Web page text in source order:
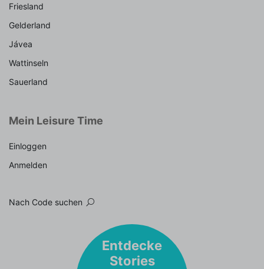
Friesland
Gelderland
Jávea
Wattinseln
Sauerland
Mein Leisure Time
Einloggen
Anmelden
Nach Code suchen
Entdecke
Stories